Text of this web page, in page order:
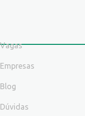
Vagas
Empresas
Blog
Dúvidas